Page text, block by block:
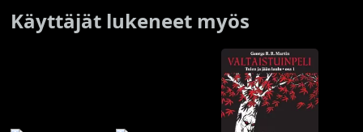
Käyttäjät lukeneet myös